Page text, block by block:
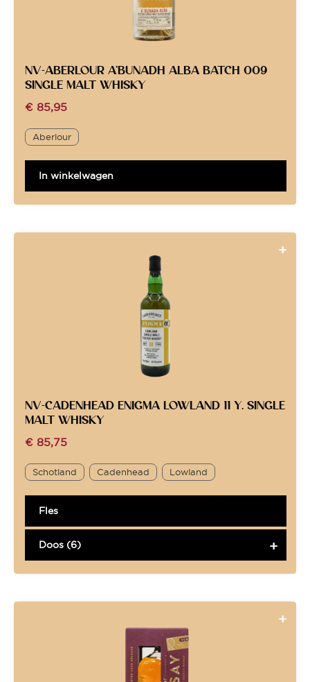
NV-ABERLOUR A’BUNADH ALBA BATCH 009
SINGLE MALT WHISKY
€ 85,95
Aberlour
In winkelwagen
NV-CADENHEAD ENIGMA LOWLAND 11 Y. SINGLE
MALT WHISKY
€ 85,75
Schotland Cadenhead Lowland
Fles
Doos (6)